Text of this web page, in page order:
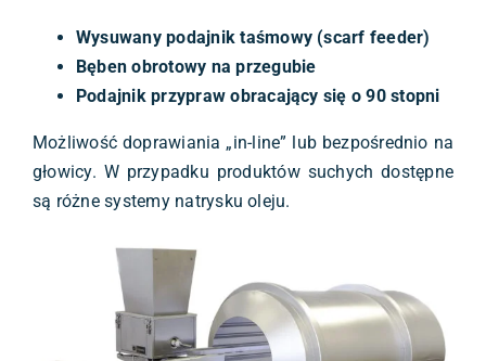
Wysuwany podajnik taśmowy (scarf feeder)
Bęben obrotowy na przegubie
Podajnik przypraw obracający się o 90 stopni
Możliwość doprawiania „in-line” lub bezpośrednio na
głowicy. W przypadku produktów suchych dostępne
są różne systemy natrysku oleju.